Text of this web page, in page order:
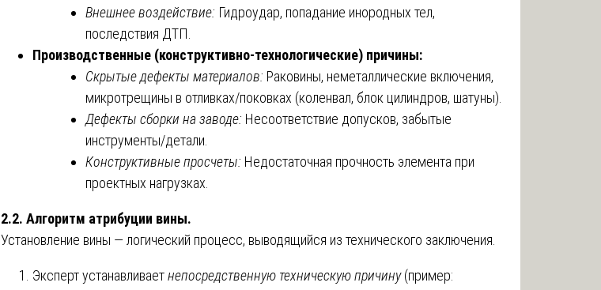
Внешнее воздействие: Гидроудар, попадание инородных тел,
последствия ДТП.
Производственные (конструктивно-технологические) причины:
Скрытые дефекты материалов: Раковины, неметаллические включения,
микротрещины в отливках/поковках (коленвал, блок цилиндров, шатуны).
Дефекты сборки на заводе: Несоответствие допусков, забытые
инструменты/детали.
Конструктивные просчеты: Недостаточная прочность элемента при
проектных нагрузках.
2.2. Алгоритм атрибуции вины.
Установление вины — логический процесс, выводящийся из технического заключения.
Эксперт устанавливаетнепосредственную техническую причину(пример: